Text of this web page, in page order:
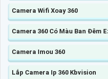
Camera Wifi Xoay 360
Camera 360 Có Màu Ban Đêm
Camera Imou 360
Lắp Camera Ip 360 Kbvision